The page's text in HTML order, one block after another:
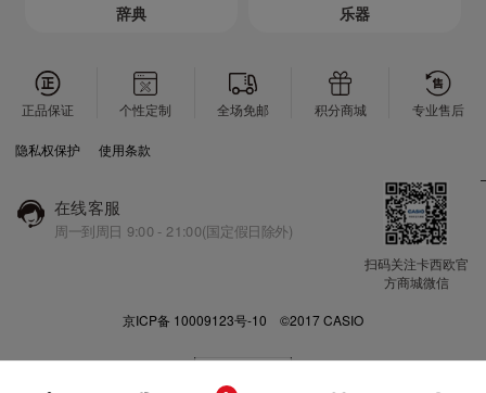
辞典 乐器
正品保证 个性定制 全场免邮 积分商城 专业售后
隐私权保护 使用条款
在线客服
周一到周日 9:00 - 21:00(国定假日除外)
扫码关注卡西欧官
方商城微信
京ICP备 10009123号-10 ©2017 CASIO